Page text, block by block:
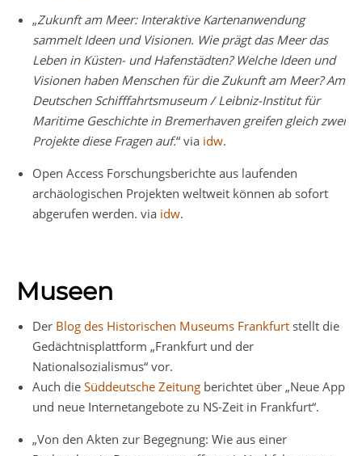
„Zukunft am Meer: Interaktive Kartenanwendung
sammelt Ideen und Visionen. Wie prägt das Meer das
Leben in Küsten- und Hafenstädten? Welche Ideen und
Visionen haben Menschen für die Zukunft am Meer? Am
Deutschen Schifffahrtsmuseum / Leibniz-Institut für
Maritime Geschichte in Bremerhaven greifen gleich zwei
Projekte diese Fragen auf.“ via idw.
Open Access Forschungsberichte aus laufenden
archäologischen Projekten weltweit können ab sofort
abgerufen werden. via idw.
Museen
Der Blog des Historischen Museums Frankfurt stellt die
Gedächtnisplattform „Frankfurt und der
Nationalsozialismus“ vor.
Auch die Süddeutsche Zeitung berichtet über „Neue App
und neue Internetangebote zu NS-Zeit in Frankfurt“.
„Von den Akten zur Begegnung: Wie aus einer